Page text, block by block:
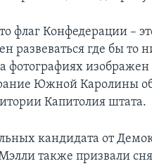
флаг Конфедерации –
развеваться где бы то
изображен
Южной Каролины
Капитолия штата.
кандидата от
также призвали